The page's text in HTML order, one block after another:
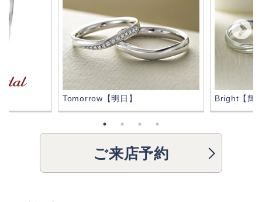
Tomorrow【明日】 Bright【輝
ご来店予約